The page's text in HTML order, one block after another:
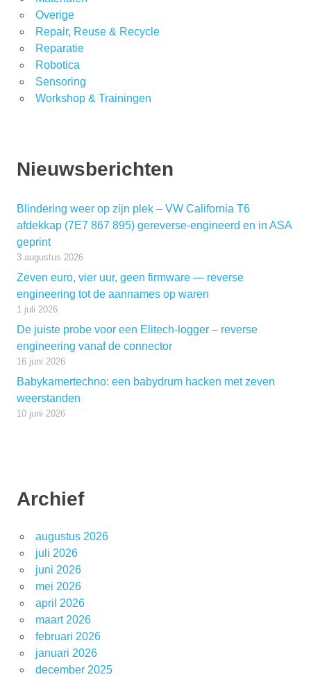
Overige
Repair, Reuse & Recycle
Reparatie
Robotica
Sensoring
Workshop & Trainingen
Nieuwsberichten
Blindering weer op zijn plek – VW California T6
afdekkap (7E7 867 895) gereverse-engineerd en in ASA
geprint
3 augustus 2026
Zeven euro, vier uur, geen firmware — reverse
engineering tot de aannames op waren
1 juli 2026
De juiste probe voor een Elitech-logger – reverse
engineering vanaf de connector
16 juni 2026
Babykamertechno: een babydrum hacken met zeven
weerstanden
10 juni 2026
Archief
augustus 2026
juli 2026
juni 2026
mei 2026
april 2026
maart 2026
februari 2026
januari 2026
december 2025